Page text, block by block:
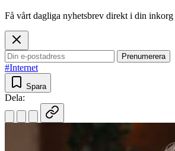
Få vårt dagliga nyhetsbrev direkt i din inkorg
Prenumerera
#Internet
Spara
Dela: